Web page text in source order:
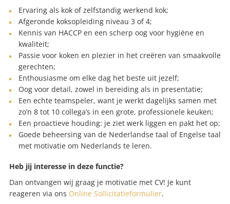
Ervaring als kok of zelfstandig werkend kok;
Afgeronde koksopleiding niveau 3 of 4;
Kennis van HACCP en een scherp oog voor hygiëne en
kwaliteit;
Passie voor koken en plezier in het creëren van smaakvolle
gerechten;
Enthousiasme om elke dag het beste uit jezelf;
Oog voor detail, zowel in bereiding als in presentatie;
Een echte teamspeler, want je werkt dagelijks samen met
zo’n 8 tot 10 collega’s in een grote, professionele keuken;
Een proactieve houding: je ziet werk liggen en pakt het op;
Goede beheersing van de Nederlandse taal of Engelse taal
met motivatie om Nederlands te leren.
Heb jij interesse in deze functie?
Dan ontvangen wij graag je motivatie met CV! Je kunt
reageren via ons Online Sollicitatieformulier.